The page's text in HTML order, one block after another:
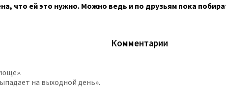
что ей это нужно. Можно ведь и по друзьям пока
Комментарии
на выходной день».